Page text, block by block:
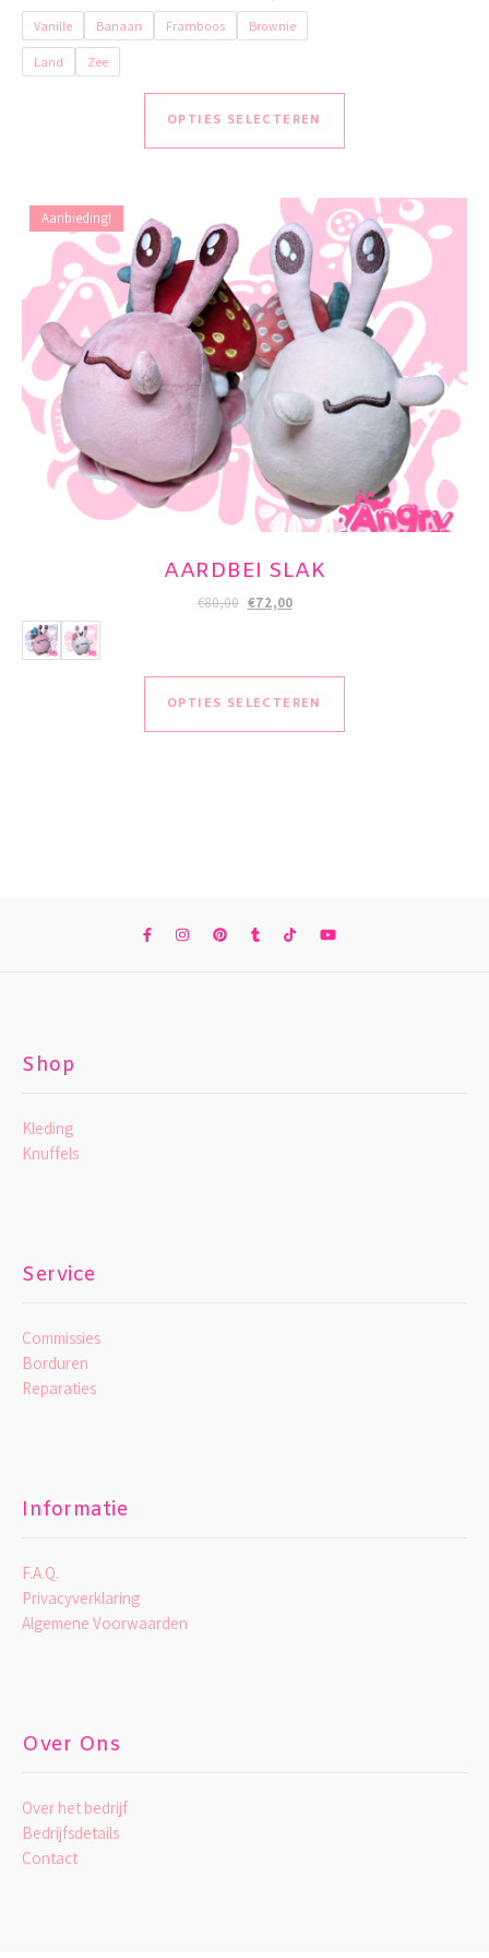
Vanille Banaan Framboos Brownie
Land Zee
OPTIES SELECTEREN
Dit product heeft
Aanbieding!
AARDBEI SLAK
€80,00 Oorspronkelijke prijs was: €80,00.
€72,00Huidige prijs is: €72,00.
OPTIES SELECTEREN
Dit product heeft
Shop
Kleding
Knuffels
Service
Commissies
Borduren
Reparaties
Informatie
F.A.Q.
Privacyverklaring
Algemene Voorwaarden
Over Ons
Over het bedrijf
Bedrijfsdetails
Contact